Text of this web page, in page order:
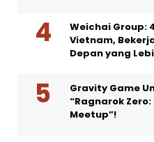
Weichai Group:
Vietnam,
Depan yang
Gravity Game
“Ragnarok
Meetup”!